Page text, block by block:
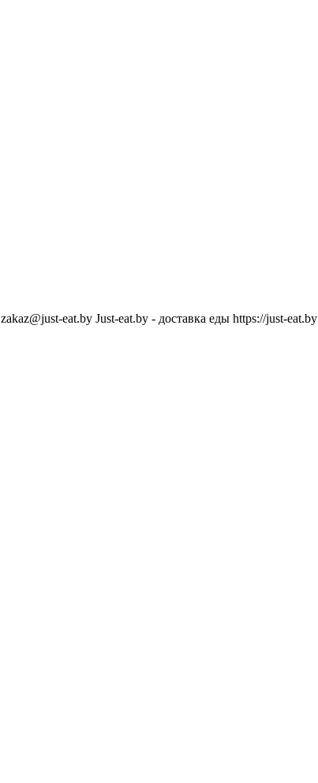
zakaz@just-eat.by Just-eat.by - доставка еды https://just-eat.by